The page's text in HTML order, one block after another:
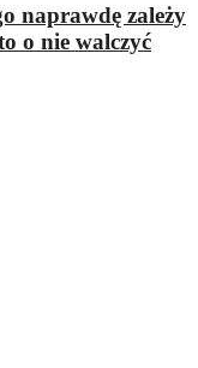
naprawdę zależy
o nie walczyć